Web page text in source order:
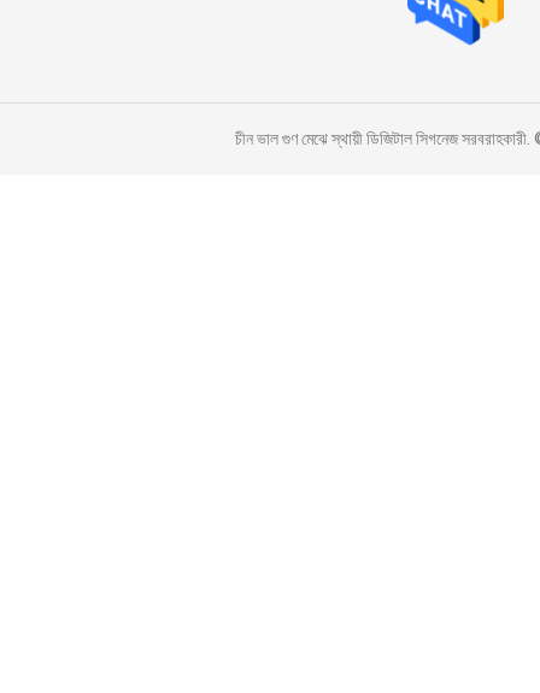
চীন ভাল গুণ মেঝে স্থায়ী ডিজিটাল সিগনেজ